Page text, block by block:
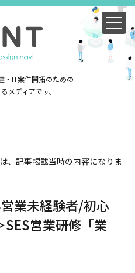
・IT案件開拓のための
メディアです。
、記事掲載当時の内容になりま
営業未経験者/初心
営業研修「業